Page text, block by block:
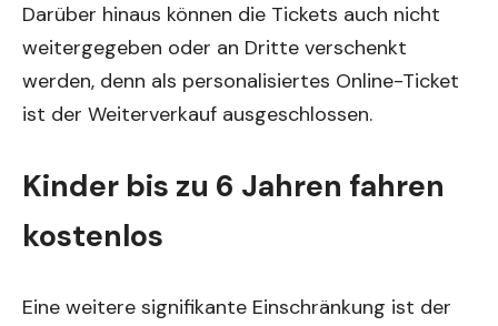
Darüber hinaus können die Tickets auch nicht
weitergegeben oder an Dritte verschenkt
werden, denn als personalisiertes Online-Ticket
ist der Weiterverkauf ausgeschlossen.
Kinder bis zu 6 Jahren fahren
kostenlos
Eine weitere signifikante Einschränkung ist der